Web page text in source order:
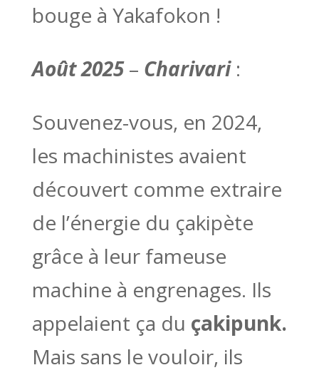
bouge à Yakafokon !
Août 2025– Charivari :
Souvenez-vous, en 2024,
les machinistes avaient
découvert comme extraire
de l’énergie du çakipète
grâce à leur fameuse
machine à engrenages. Ils
appelaient ça du çakipunk.
Mais sans le vouloir, ils